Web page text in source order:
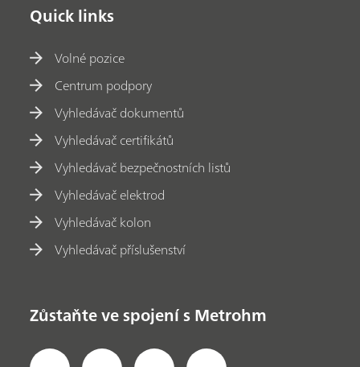
Quick links
Volné pozice
Centrum podpory
Vyhledávač dokumentů
Vyhledávač certifikátů
Vyhledávač bezpečnostních listů
Vyhledávač elektrod
Vyhledávač kolon
Vyhledávač příslušenství
Zůstaňte ve spojení s Metrohm